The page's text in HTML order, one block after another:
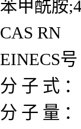
苯甲酰胺
CAS RN
EINECS
分 子 式
分 子 量